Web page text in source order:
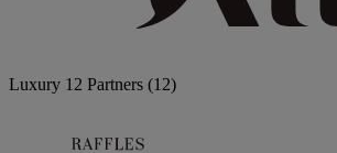
Luxury 12 Partners (12)